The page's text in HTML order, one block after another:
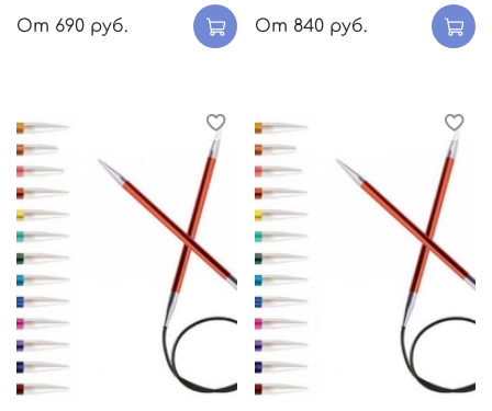
От 690 руб.
От 840 руб.